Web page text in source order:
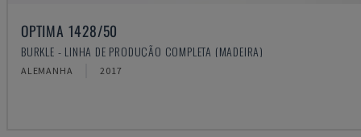
OPTIMA 1428/50
BURKLE - LINHA DE PRODUÇÃO COMPLETA (MADEIRA)
ALEMANHA 2017